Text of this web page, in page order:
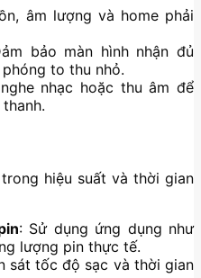
âm lượng và home phải
bảo màn hình nhận đủ
to thu nhỏ.
nhạc hoặc thu âm để
hiệu suất và thời gian
: Sử dụng ứng dụng như
lượng pin thực tế.
sát tốc độ sạc và thời gian